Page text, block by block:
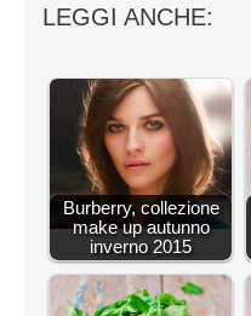
LEGGI ANCHE:
Burberry, collezione
make up autunno
inverno 2015